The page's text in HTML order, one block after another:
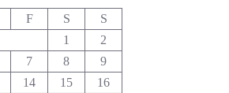
F S
S
1
2
7 8
9
14 15
16